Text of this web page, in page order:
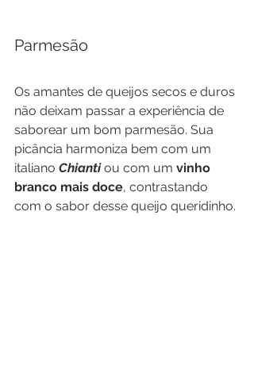
Parmesão
Os amantes de queijos secos e duros
não deixam passar a experiência de
saborear um bom parmesão. Sua
picância harmoniza bem com um
italiano Chianti ou com um vinho
branco mais doce, contrastando
com o sabor desse queijo queridinho.